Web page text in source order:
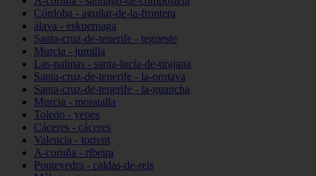
Córdoba - aguilar-de-la-frontera
álava - eskuernaga
Santa-cruz-de-tenerife - tegueste
Murcia - jumilla
Las-palmas - santa-lucía-de-tirajana
Santa-cruz-de-tenerife - la-orotava
Santa-cruz-de-tenerife - la-guancha
Murcia - moratalla
Toledo - yepes
Cáceres - cáceres
Valencia - torrent
A-coruña - ribeira
Pontevedra - caldas-de-reis